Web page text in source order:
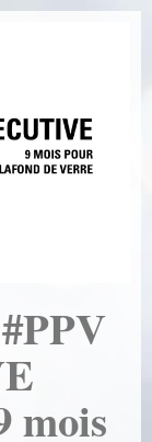
mois